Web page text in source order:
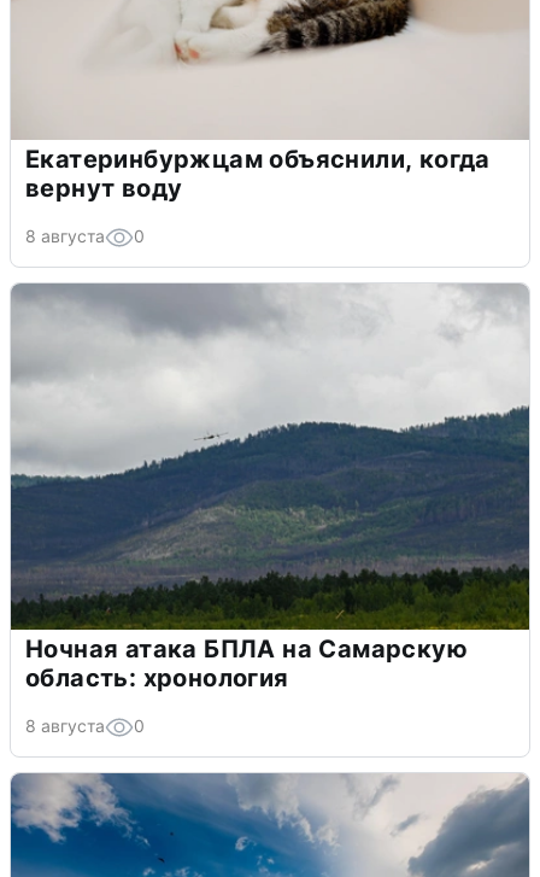
Екатеринбуржцам объяснили, когда
вернут воду
8 августа 0
Ночная атака БПЛА на Самарскую
область: хронология
8 августа 0